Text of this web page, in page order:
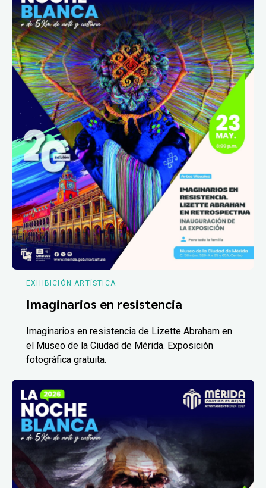
EXHIBICIÓN ARTÍSTICA
Imaginarios en resistencia
Imaginarios en resistencia de Lizette Abraham en
el Museo de la Ciudad de Mérida. Exposición
fotográfica gratuita.